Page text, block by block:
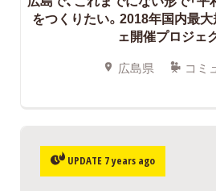
をつくりたい。2018年国内最
ェ開催プロジェ
広島県 コミ
UPDATE 7 years ago